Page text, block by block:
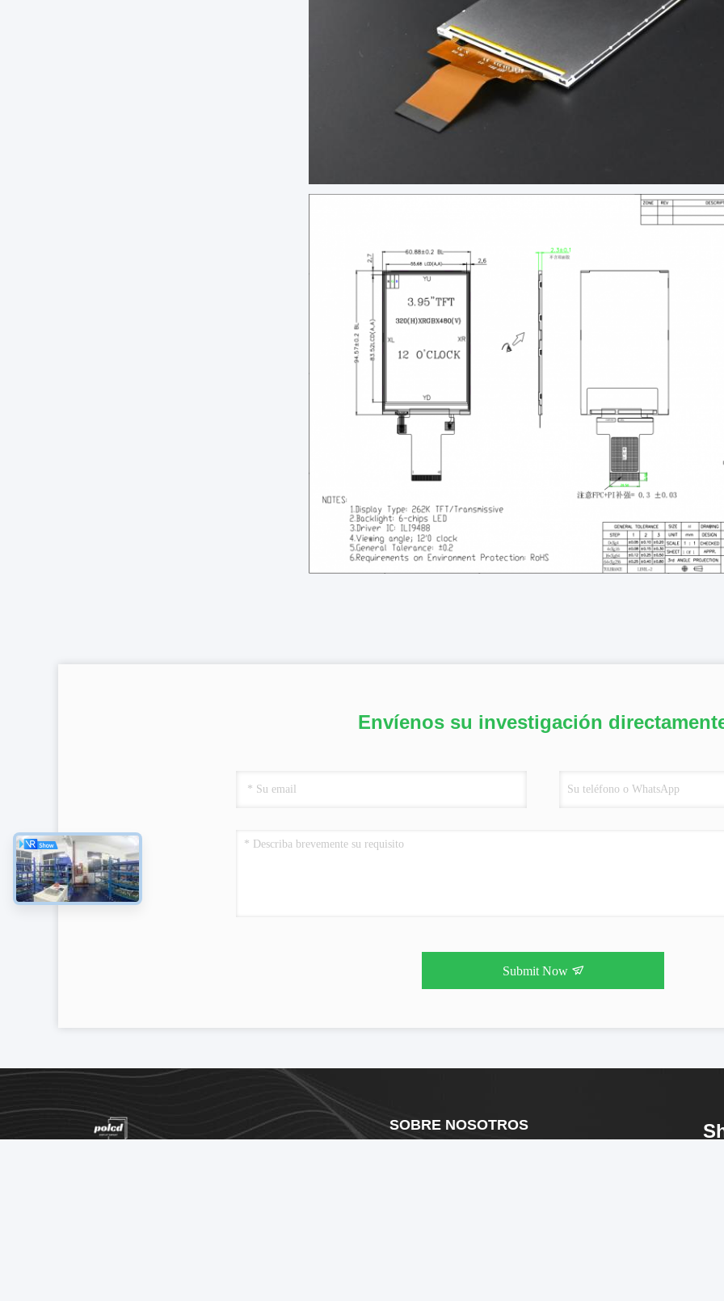
Envíenos su investigación
Submit Now
SOBRE NOSOTROS